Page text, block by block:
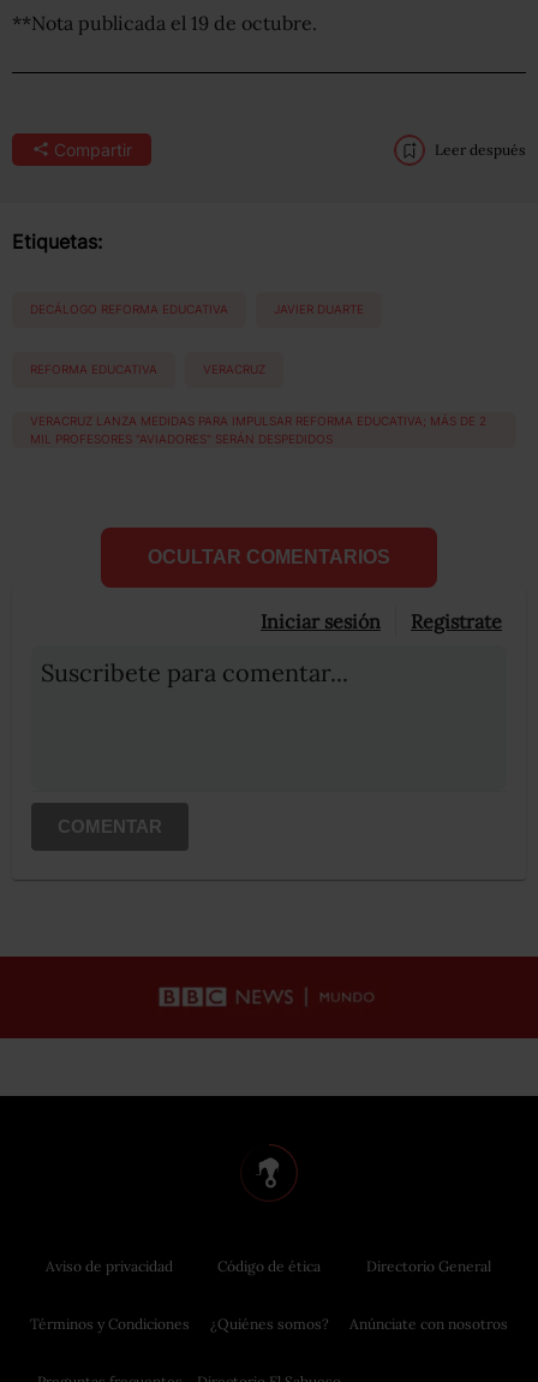
**Nota publicada el 19 de octubre.
Compartir Leer después
Etiquetas:
DECÁLOGO REFORMA EDUCATIVA JAVIER DUARTE
REFORMA EDUCATIVA VERACRUZ
VERACRUZ LANZA MEDIDAS PARA IMPULSAR REFORMA EDUCATIVA; MÁS DE 2
MIL PROFESORES "AVIADORES" SERÁN DESPEDIDOS
OCULTAR COMENTARIOS
Iniciar sesión Registrate
Suscribete para comentar...
COMENTAR
Aviso de privacidad
Términos y Condiciones
Código de ética
¿Quiénes somos?
Directorio General
Anúnciate con nosotros